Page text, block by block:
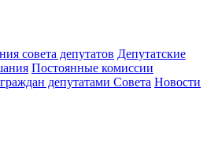
совета депутатов Депутатские
Постоянные комиссии
депутатами Совета Новости